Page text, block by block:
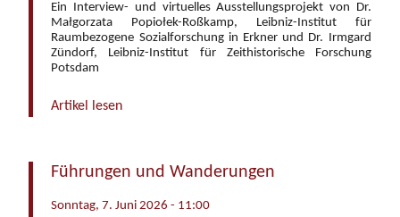
Ein Interview- und virtuelles Ausstellungsprojekt von Dr.
Małgorzata Popiołek-Roßkamp, Leibniz-Institut für
Raumbezogene Sozialforschung in Erkner und Dr. Irmgard
Zündorf, Leibniz-Institut für Zeithistorische Forschung
Potsdam
Artikel lesen
Führungen und Wanderungen
Sonntag, 7. Juni 2026 - 11:00